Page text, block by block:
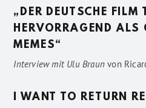
„DER DEUTSCHE FILM
HERVORRAGEND ALS
MEMES“
Interview mit Ulu Braun von
I WANT TO RETURN